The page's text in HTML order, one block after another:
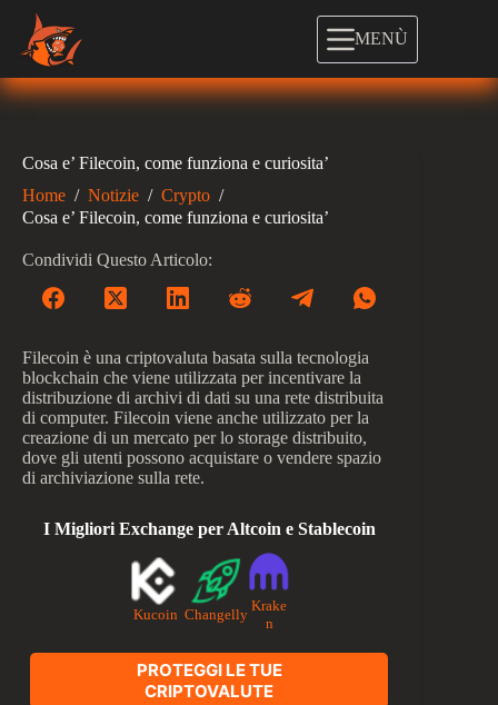
contenuto
MENÙ
Cosa e’ Filecoin, come funziona e curiosita’
Home / Notizie / Crypto /
Cosa e’ Filecoin, come funziona e curiosita’
Condividi Questo Articolo:
Filecoin è una criptovaluta basata sulla tecnologia
blockchain che viene utilizzata per incentivare la
distribuzione di archivi di dati su una rete distribuita
di computer. Filecoin viene anche utilizzato per la
creazione di un mercato per lo storage distribuito,
dove gli utenti possono acquistare o vendere spazio
di archiviazione sulla rete.
I Migliori Exchange per Altcoin e Stablecoin
Kucoin Changelly
Krake
n
PROTEGGI LE TUE
CRIPTOVALUTE